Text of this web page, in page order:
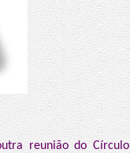
reunião do Círculo